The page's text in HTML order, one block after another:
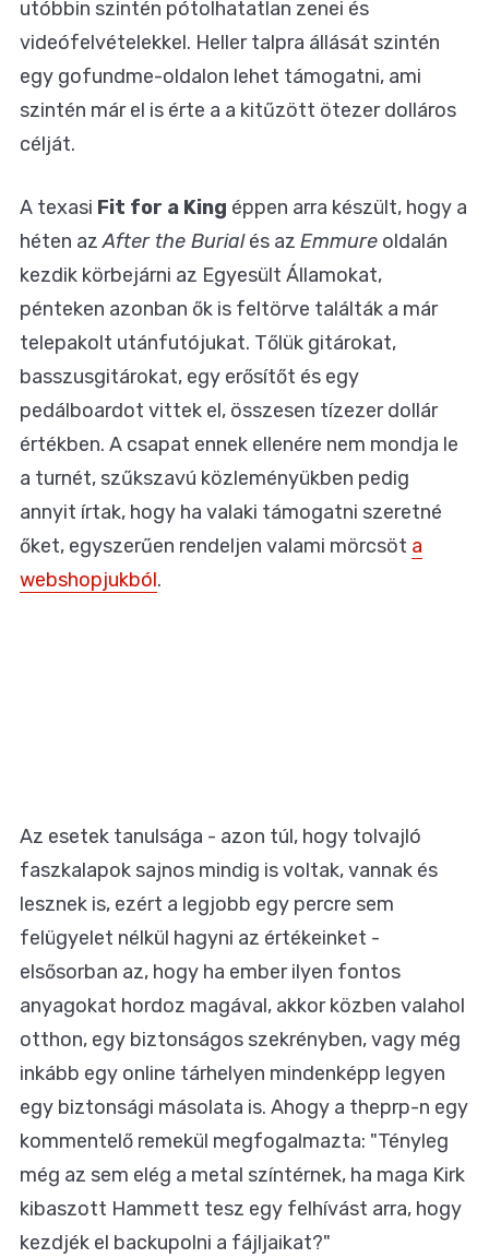
utóbbin szintén pótolhatatlan zenei és
videófelvételekkel. Heller talpra állását szintén
egy gofundme-oldalon lehet támogatni, ami
szintén már el is érte a a kitűzött ötezer dolláros
célját.
A texasi Fit for a King éppen arra készült, hogy a
héten azAfter the Burialés az Emmure oldalán
kezdik körbejárni az Egyesült Államokat,
pénteken azonban ők is feltörve találták a már
telepakolt utánfutójukat. Tőlük gitárokat,
basszusgitárokat, egy erősítőt és egy
pedálboardot vittek el, összesen tízezer dollár
értékben. A csapat ennek ellenére nem mondja le
a turnét, szűkszavú közleményükben pedig
annyit írtak, hogy ha valaki támogatni szeretné
őket, egyszerűen rendeljen valami mörcsöt a
webshopjukból.
Az esetek tanulsága - azon túl, hogy tolvajló
faszkalapok sajnos mindig is voltak, vannak és
lesznek is, ezért a legjobb egy percre sem
felügyelet nélkül hagyni az értékeinket -
elsősorban az, hogy ha ember ilyen fontos
anyagokat hordoz magával, akkor közben valahol
otthon, egy biztonságos szekrényben, vagy még
inkább egy online tárhelyen mindenképp legyen
egy biztonsági másolata is. Ahogy a theprp-n egy
kommentelő remekül megfogalmazta: "Tényleg
még az sem elég a metal színtérnek, ha maga Kirk
kibaszott Hammett tesz egy felhívást arra, hogy
kezdjék el backupolni a fájljaikat?"